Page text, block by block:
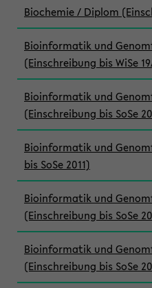
Biochemie / Diplom
Bioinformatik und
(Einschreibung bis WiSe
Bioinformatik und
(Einschreibung bis SoSe
Bioinformatik und
bis SoSe 2011)
Bioinformatik und
(Einschreibung bis SoSe
Bioinformatik und
(Einschreibung bis SoSe